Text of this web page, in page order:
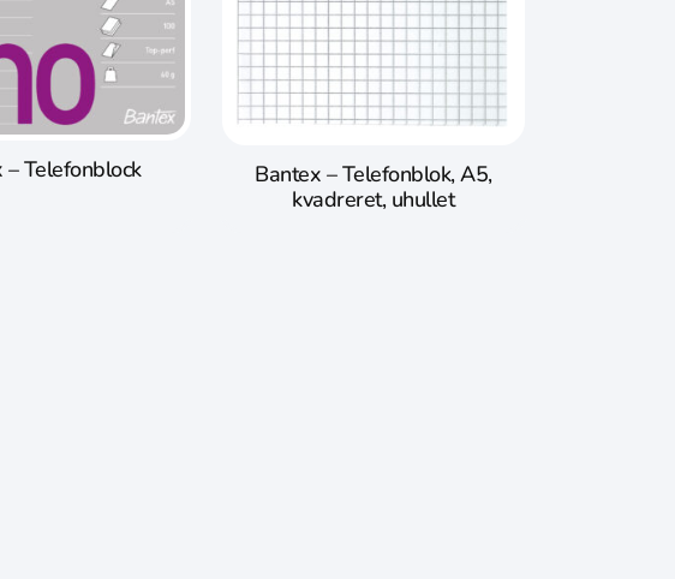
– Telefonblock
Bantex – Telefonblok, A5,
kvadreret, uhullet